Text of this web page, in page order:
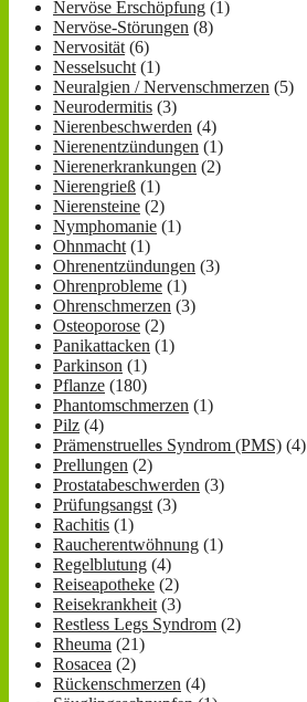
Nervöse Erschöpfung (1)
Nervöse-Störungen (8)
Nervosität (6)
Nesselsucht (1)
Neuralgien / Nervenschmerzen (5)
Neurodermitis (3)
Nierenbeschwerden (4)
Nierenentzündungen (1)
Nierenerkrankungen (2)
Nierengrieß (1)
Nierensteine (2)
Nymphomanie (1)
Ohnmacht (1)
Ohrenentzündungen (3)
Ohrenprobleme (1)
Ohrenschmerzen (3)
Osteoporose (2)
Panikattacken (1)
Parkinson (1)
Pflanze (180)
Phantomschmerzen (1)
Pilz (4)
Prämenstruelles Syndrom (PMS) (4)
Prellungen (2)
Prostatabeschwerden (3)
Prüfungsangst (3)
Rachitis (1)
Raucherentwöhnung (1)
Regelblutung (4)
Reiseapotheke (2)
Reisekrankheit (3)
Restless Legs Syndrom (2)
Rheuma (21)
Rosacea (2)
Rückenschmerzen (4)